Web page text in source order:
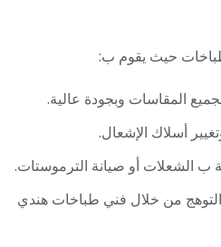
حيث يقوم ب:
المقاسات وبجودة عالية.
أسلاك الإشعال.
ب الشعلات أو صيانة الترموستات.
من خلال فني طباخات هندي